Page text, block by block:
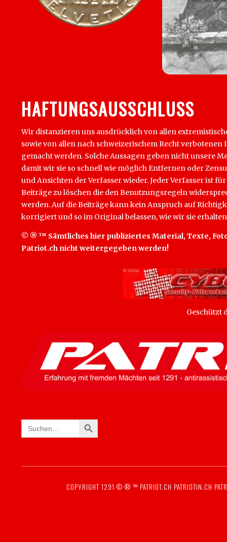
HAFTUNGSAUSSCHLUSS
Wir distanzieren uns ausdrücklich von allen
sowie von allen nach schweizerischem Recht
gemacht werden. Solche Aussagen geben nicht unsere
damit wir sie so schnell wie möglich Entfernen oder
und Ansichten der Verfasser wieder. Jeder Verfasser ist
Beiträge zu löschen die den Benutzungsregeln
werden. Auf die Beiträge kann kein Anspruch auf
korrigiert und so im Original belassen, wie wir sie
© ® ™ Sämtliches hier publiziertes Material, Texte,
Patriot.ch nicht weitergegeben werden!
Geschützt
Search
for:
SEARCH BUTTON
COPYRIGHT 1291 © ® ™ PATRIOT.CH PATRIOTIN.CH